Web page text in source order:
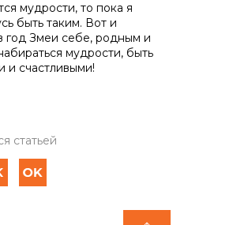
мудрости, то пока я
быть таким. Вот и
год Змеи себе, родным и
мудрости, быть
и счастливыми!
статьей